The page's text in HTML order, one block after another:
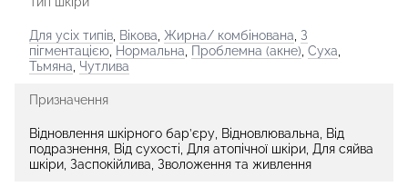
Для усіх типів Вікова Жирна/ комбінована З
пігментацією Нормальна Проблемна (акне) Суха
Тьмяна Чутлива
Призначення
Відновлення шкірного бар’єру, Відновлювальна, Від
подразнення, Від сухості, Для атопічної шкіри, Для сяйва
шкіри, Заспокійлива, Зволоження та живлення